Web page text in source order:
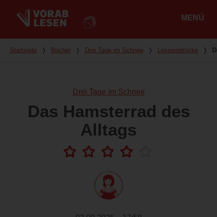
MENÜ
Du bist hier
Startseite ❭ Bücher ❭ Drei Tage im Schnee ❭ Leseeindrücke ❭
Drei Tage im Schnee
Das Hamsterrad des
Alltags